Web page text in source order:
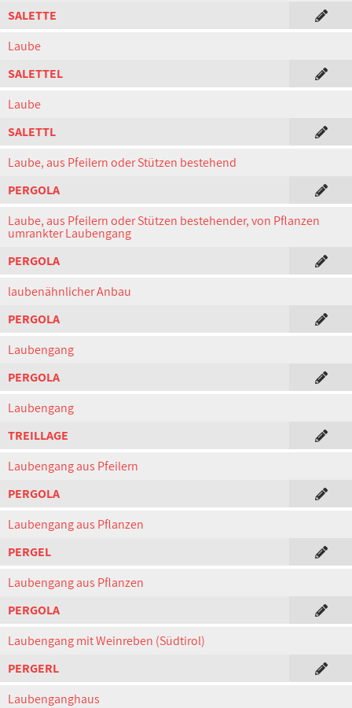
SALETTE
Laube
SALETTEL
Laube
SALETTL
Laube, aus Pfeilern oder Stützen bestehend
PERGOLA
Laube, aus Pfeilern oder Stützen bestehender, von Pflanzen
umrankter Laubengang
PERGOLA
laubenähnlicher Anbau
PERGOLA
Laubengang
PERGOLA
Laubengang
TREILLAGE
Laubengang aus Pfeilern
PERGOLA
Laubengang aus Pflanzen
PERGEL
Laubengang aus Pflanzen
PERGOLA
Laubengang mit Weinreben (Südtirol)
PERGERL
Laubenganghaus